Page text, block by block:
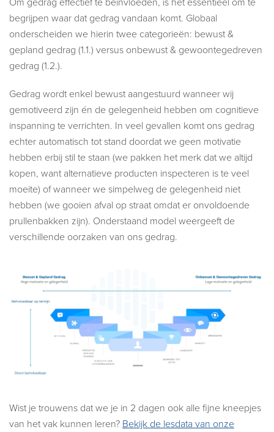
Om gedrag effectief te beïnvloeden, is het essentieel om te
begrijpen waar dat gedrag vandaan komt. Globaal
onderscheiden we hierin twee categorieën: bewust &
gepland gedrag (1.1.) versus onbewust & gewoontegedreven
gedrag (1.2.).
Gedrag wordt enkel bewust aangestuurd wanneer wij
gemotiveerd zijn én de gelegenheid hebben om cognitieve
inspanning te verrichten. In veel gevallen komt ons gedrag
echter automatisch tot stand doordat we geen motivatie
hebben erbij stil te staan (we pakken het merk dat we altijd
kopen, want alternatieve producten inspecteren is te veel
moeite) of wanneer we simpelweg de gelegenheid niet
hebben (we gooien afval op straat omdat er onvoldoende
prullenbakken zijn). Onderstaand model weergeeft de
verschillende oorzaken van ons gedrag.
Wist je trouwens dat we je in 2 dagen ook alle fijne kneepjes
van het vak kunnen leren? Bekijk de lesdata van onze